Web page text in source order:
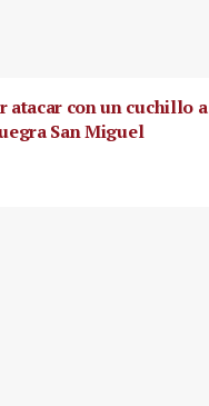
atacar con un cuchillo a
San Miguel